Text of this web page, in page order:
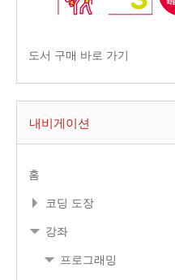
도서 구매 바로 가기
내비게이션
홈
코딩 도장
강좌
프로그래밍